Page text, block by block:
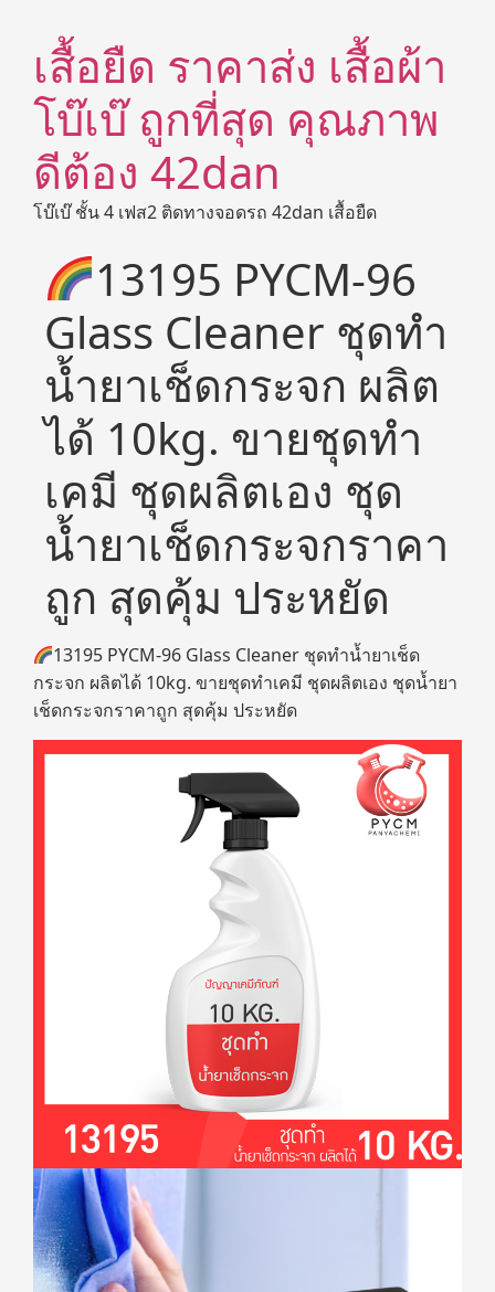
เสื้อยืด ราคาส่ง เสื้อผ้า
โบ๊เบ๊ ถูกที่สุด คุณภาพ
ดีต้อง 42dan
โบ๊เบ๊ ชั้น 4 เฟส2 ติดทางจอดรถ 42dan เสื้อยืด
13195 PYCM-96
Glass Cleaner ชุดทำ
น้ำยาเช็ดกระจก ผลิต
ได้ 10kg. ขายชุดทำ
เคมี ชุดผลิตเอง ชุด
น้ำยาเช็ดกระจกราคา
ถูก สุดคุ้ม ประหยัด
13195 PYCM-96 Glass Cleaner ชุดทำน้ำยาเช็ด
กระจก ผลิตได้ 10kg. ขายชุดทำเคมี ชุดผลิตเอง ชุดน้ำยา
เช็ดกระจกราคาถูก สุดคุ้ม ประหยัด